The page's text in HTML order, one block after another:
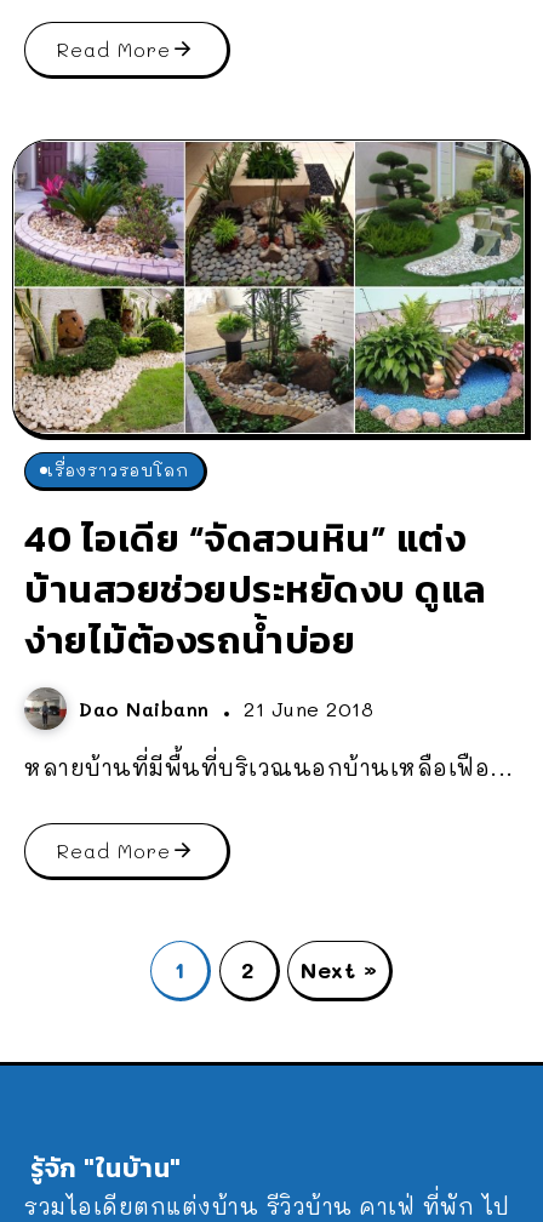
Read More
เรื่องราวรอบโลก
40 ไอเดีย “จัดสวนหิน” แต่ง
บ้านสวยช่วยประหยัดงบ ดูแล
ง่ายไม้ต้องรถน้ำบ่อย
Dao Naibann 21 June 2018
หลายบ้านที่มีพื้นที่บริเวณนอกบ้านเหลือเฟือ...
Read More
1 2 Next »
รู้จัก "ในบ้าน"
รวมไอเดียตกแต่งบ้าน รีวิวบ้าน คาเฟ่ ที่พัก ไป